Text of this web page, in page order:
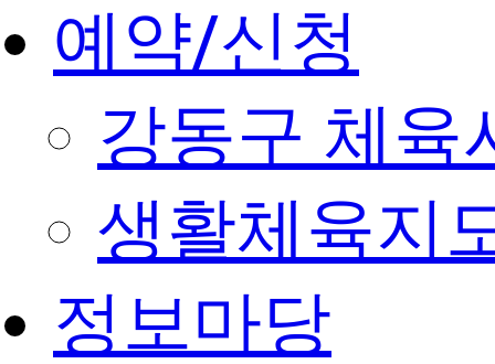
예약/신청
강동구 체육
생활체육지
정보마당